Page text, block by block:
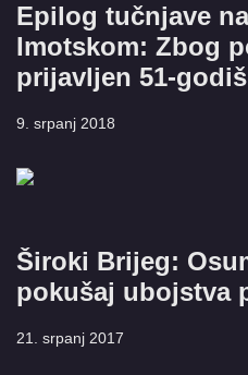
Epilog tučnjave
Imotskom: Zbog
prijavljen 51-
9. srpanj 2018
Široki Brijeg:
pokušaj ubojstva
21. srpanj 2017